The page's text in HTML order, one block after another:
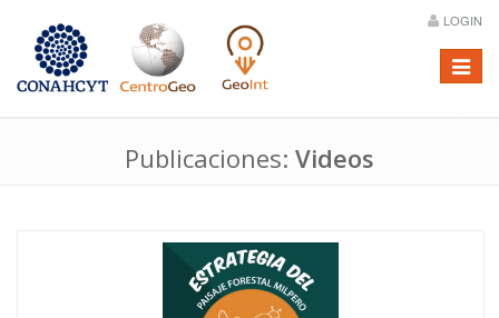
LOGIN
Menú
Publicaciones: Videos